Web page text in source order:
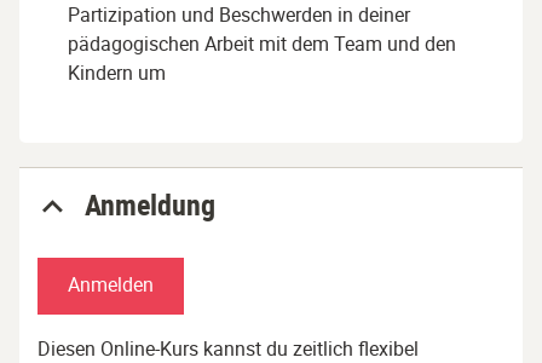
Partizipation und Beschwerden in deiner
pädagogischen Arbeit mit dem Team und den
Kindern um
Anmeldung
Anmelden
Diesen Online-Kurs kannst du zeitlich flexibel